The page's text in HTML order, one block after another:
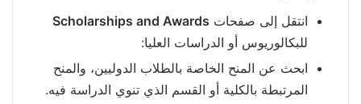
انتقل إلى صفحات Scholarships and Awards
للبكالوريوس أو الدراسات العليا:
ابحث عن المنح الخاصة بالطلاب الدوليين، والمنح
المرتبطة بالكلية أو القسم الذي تنوي الدراسة فيه.